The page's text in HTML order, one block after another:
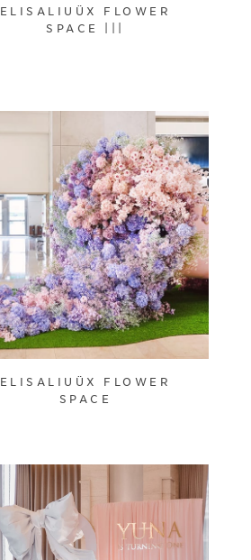
ELISALIUÜX FLOWER
SPACE |||
ELISALIUÜX FLOWER
SPACE